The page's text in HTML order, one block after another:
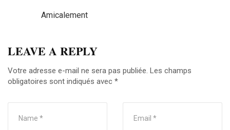
Amicalement
LEAVE A REPLY
Votre adresse e-mail ne sera pas publiée. Les champs
obligatoires sont indiqués avec *